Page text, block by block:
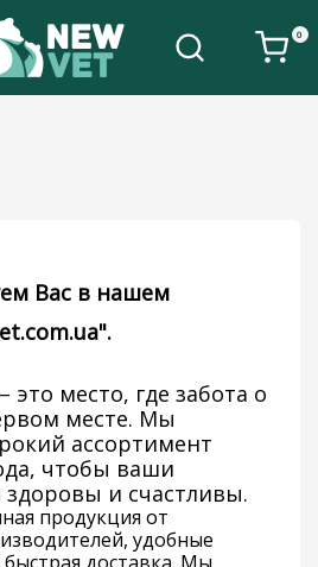
0
Вас в нашем
это место, где забота о
месте. Мы
ассортимент
чтобы ваши
и счастливы.
продукция от
удобные
доставка. Мы